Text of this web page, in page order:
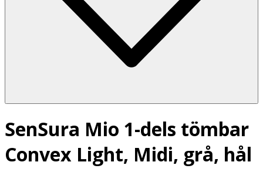
SenSura Mio 1-dels tömbar
Convex Light, Midi, grå, hål